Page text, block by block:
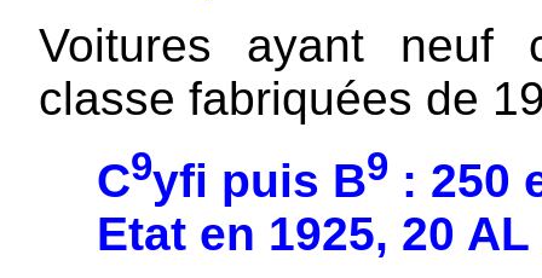
Voitures ayant neuf
classe fabriquées de
C9yfi puis B9 : 250
Etat en 1925, 20